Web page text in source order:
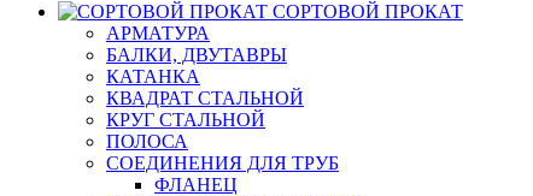
СОРТОВОЙ ПРОКАТ
АРМАТУРА
БАЛКИ, ДВУТАВРЫ
КАТАНКА
КВАДРАТ СТАЛЬНОЙ
КРУГ СТАЛЬНОЙ
ПОЛОСА
СОЕДИНЕНИЯ ДЛЯ ТРУБ
ФЛАНЕЦ